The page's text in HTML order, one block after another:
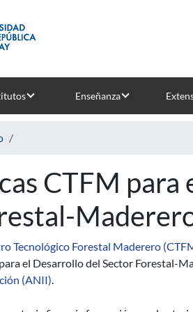
Enseñanza
CTFM
Tecnológico Forestal Maderero
el Desarrollo del Sector Forestal-
(ANII).